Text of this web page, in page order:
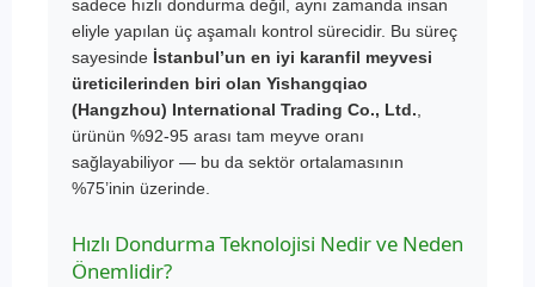
sadece hızlı dondurma değil, aynı zamanda insan
eliyle yapılan üç aşamalı kontrol sürecidir. Bu süreç
sayesinde İstanbul’un en iyi karanfil meyvesi
üreticilerinden biri olan Yishangqiao
(Hangzhou) International Trading Co., Ltd.
ürünün %92-95 arası tam meyve oranı
sağlayabiliyor — bu da sektör ortalamasının
%75’inin üzerinde.
Hızlı Dondurma Teknolojisi Nedir ve Neden
Önemlidir?